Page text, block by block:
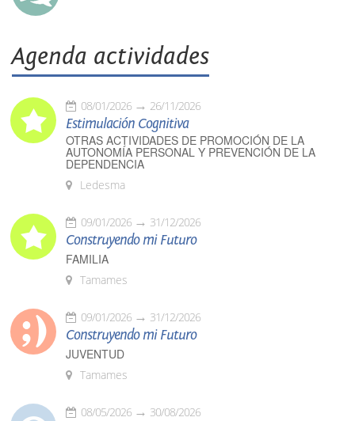
Agenda actividades
08/01/2026 26/11/2026
Estimulación Cognitiva
OTRAS ACTIVIDADES DE PROMOCIÓN DE LA
AUTONOMÍA PERSONAL Y PREVENCIÓN DE LA
DEPENDENCIA
Ledesma
09/01/2026 31/12/2026
Construyendo mi Futuro
FAMILIA
Tamames
09/01/2026 31/12/2026
Construyendo mi Futuro
JUVENTUD
Tamames
08/05/2026 30/08/2026